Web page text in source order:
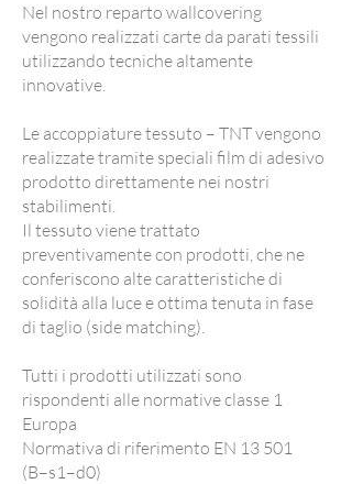
Nel nostro reparto wallcovering
vengono realizzati carte da parati tessili
utilizzando tecniche altamente
innovative.
Le accoppiature tessuto – TNT vengono
realizzate tramite speciali film di adesivo
prodotto direttamente nei nostri
stabilimenti.
Il tessuto viene trattato
preventivamente con prodotti, che ne
conferiscono alte caratteristiche di
solidità alla luce e ottima tenuta in fase
di taglio (side matching).
Tutti i prodotti utilizzati sono
rispondenti alle normative classe 1
Europa
Normativa di riferimento EN 13 501
(B–s1–d0)